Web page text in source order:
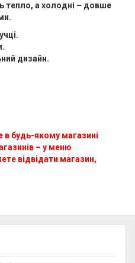
тепло, а холодні – довше
дизайн.
в будь-якому магазині
– у меню
відвідати магазин,